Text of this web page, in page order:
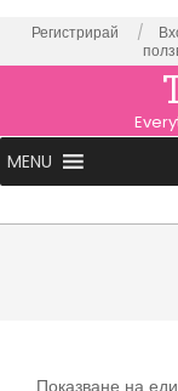
to
Регистрирай
Primary
Navigation
MENU